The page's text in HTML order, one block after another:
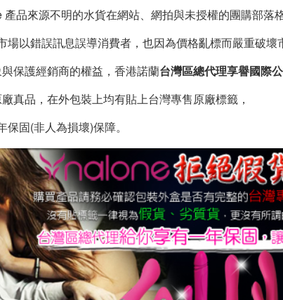
品來源不明的水貨在網站、網拍與未授權的團購部落
以錯誤訊息誤導消費者，也因為價格亂標而嚴重破壞
保護經銷商的權益，香港諾蘭台灣區總代理享譽國際
真品，在外包裝上均有貼上台灣專售原廠標籤，
固(非人為損壞)保障。